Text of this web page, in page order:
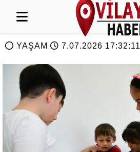
YAŞAM 7.07.2026 17:32:11